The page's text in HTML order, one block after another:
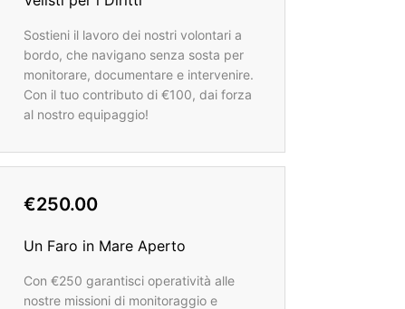
Sostieni il lavoro dei nostri volontari a
bordo, che navigano senza sosta per
monitorare, documentare e intervenire.
Con il tuo contributo di €100, dai forza
al nostro equipaggio!
€250.00
Un Faro in Mare Aperto
Con €250 garantisci operatività alle
nostre missioni di monitoraggio e